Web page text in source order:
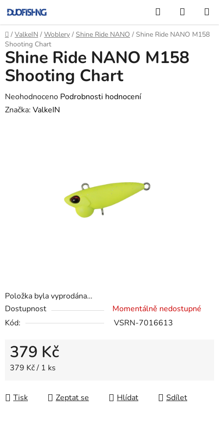
na
obsah
Hledat
KOŠÍK
Domů
/ ValkeIN / Woblery / Shine Ride NANO / Shine Ride NANO M158
Shooting Chart
Položka byla vyprodána…
Dostupnost
Momentálně nedostupné
Kód:
VSRN-7016613
379 Kč
Měrná cena:
379 Kč / 1 ks
Tisk Zeptat se Hlídat Sdílet
Shine Ride NANO M158
Shooting Chart
Průměrné
hodnocení
Neohodnoceno Podrobnosti hodnocení
Značka: ValkeIN